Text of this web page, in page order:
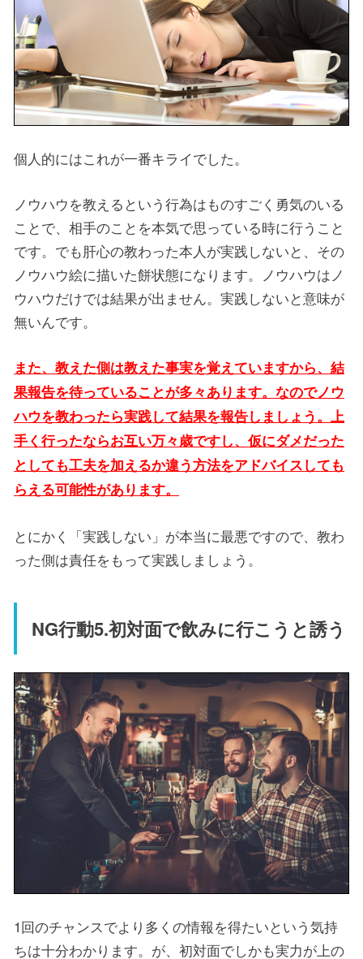
個人的にはこれが一番キライでした。
ノウハウを教えるという行為はものすごく勇気のいる
ことで、相手のことを本気で思っている時に行うこと
です。でも肝心の教わった本人が実践しないと、その
ノウハウ絵に描いた餅状態になります。ノウハウはノ
ウハウだけでは結果が出ません。実践しないと意味が
無いんです。
また、教えた側は教えた事実を覚えていますから、結
果報告を待っていることが多々あります。なのでノウ
ハウを教わったら実践して結果を報告しましょう。上
手く行ったならお互い万々歳ですし、仮にダメだった
としても工夫を加えるか違う方法をアドバイスしても
らえる可能性があります。
とにかく「実践しない」が本当に最悪ですので、教わ
った側は責任をもって実践しましょう。
NG行動5.初対面で飲みに行こうと誘う
1回のチャンスでより多くの情報を得たいという気持
ちは十分わかります。が、初対面でしかも実力が上の